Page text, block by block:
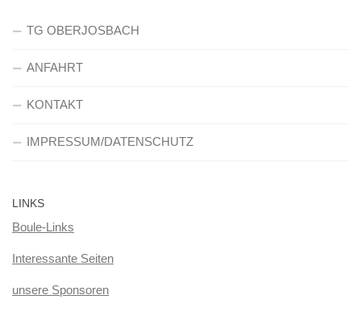
TG OBERJOSBACH
ANFAHRT
KONTAKT
IMPRESSUM/DATENSCHUTZ
LINKS
Boule-Links
Interessante Seiten
unsere Sponsoren